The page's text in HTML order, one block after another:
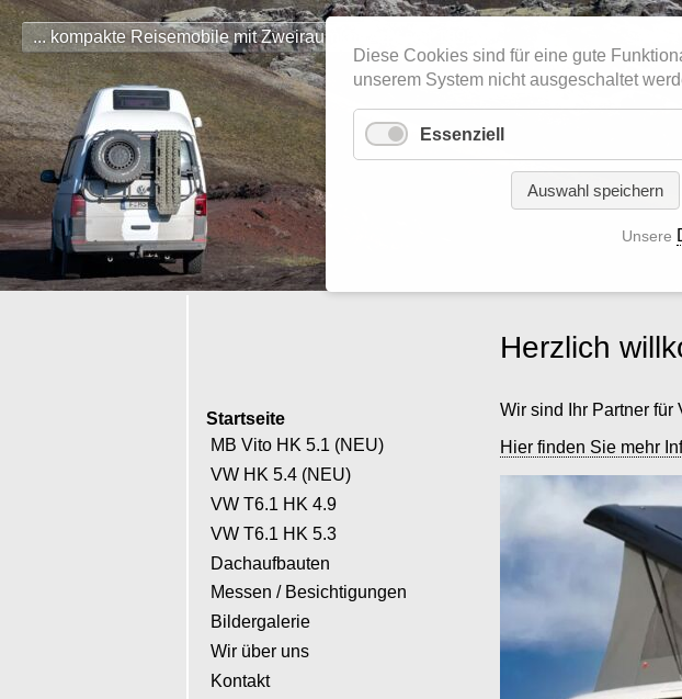
... kompakte Reisemobile mit Zweiraumkonzept seit 1995 ...
Herzlich
Wir sind Ihr Partner
Hier finden Sie mehr
Startseite
MB Vito HK 5.1 (NEU)
VW HK 5.4 (NEU)
VW T6.1 HK 4.9
VW T6.1 HK 5.3
Dachaufbauten
Messen / Besichtigungen
Bildergalerie
Wir über uns
Kontakt
Diese Cookies sind für eine gute
unserem System nicht ausgeschaltet
Essenziell
Auswahl speichern
Unsere